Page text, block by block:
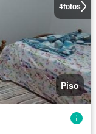
4fotos
Piso